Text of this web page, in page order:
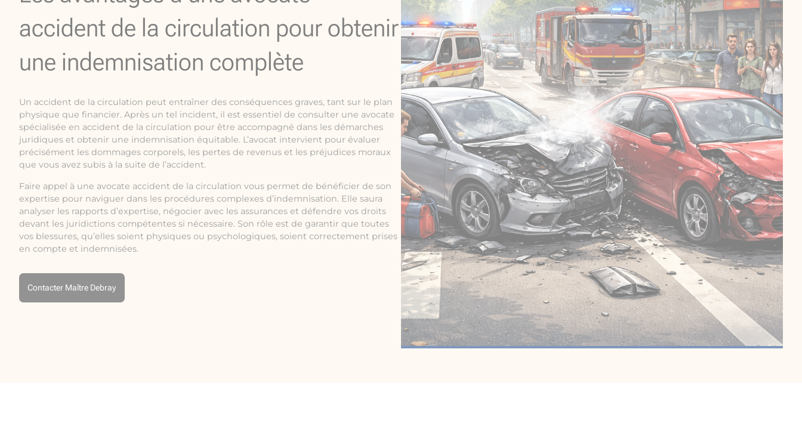
accident de la circulation pour obtenir
une indemnisation complète
Un accident de la circulation peut entraîner des conséquences graves, tant sur le plan
physique que financier. Après un tel incident, il est essentiel de consulter une avocate
spécialisée en accident de la circulation pour être accompagné dans les démarches
juridiques et obtenir une indemnisation équitable. L’avocat intervient pour évaluer
précisément les dommages corporels, les pertes de revenus et les préjudices moraux
que vous avez subis à la suite de l’accident.
Faire appel à une avocate accident de la circulation vous permet de bénéficier de son
expertise pour naviguer dans les procédures complexes d’indemnisation. Elle saura
analyser les rapports d’expertise, négocier avec les assurances et défendre vos droits
devant les juridictions compétentes si nécessaire. Son rôle est de garantir que toutes
vos blessures, qu’elles soient physiques ou psychologiques, soient correctement prises
en compte et indemnisées.
Contacter Maître Debray